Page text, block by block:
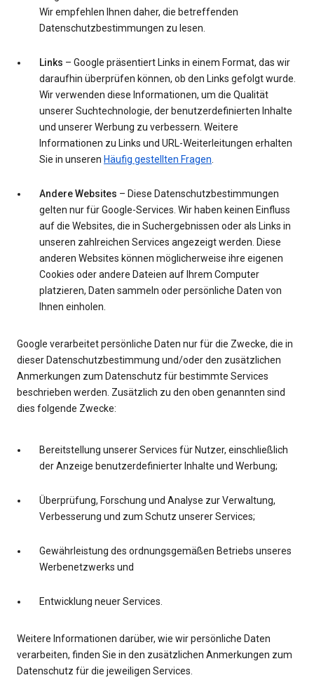
Wir empfehlen Ihnen daher, die betreffenden
Datenschutzbestimmungen zu lesen.
Links – Google präsentiert Links in einem Format, das wir
daraufhin überprüfen können, ob den Links gefolgt wurde.
Wir verwenden diese Informationen, um die Qualität
unserer Suchtechnologie, der benutzerdefinierten Inhalte
und unserer Werbung zu verbessern. Weitere
Informationen zu Links und URL-Weiterleitungen erhalten
Sie in unseren Häufig gestellten Fragen
Andere Websites – Diese Datenschutzbestimmungen
gelten nur für Google-Services. Wir haben keinen Einfluss
auf die Websites, die in Suchergebnissen oder als Links in
unseren zahlreichen Services angezeigt werden. Diese
anderen Websites können möglicherweise ihre eigenen
Cookies oder andere Dateien auf Ihrem Computer
platzieren, Daten sammeln oder persönliche Daten von
Ihnen einholen.
Google verarbeitet persönliche Daten nur für die Zwecke, die in
dieser Datenschutzbestimmung und/oder den zusätzlichen
Anmerkungen zum Datenschutz für bestimmte Services
beschrieben werden. Zusätzlich zu den oben genannten sind
dies folgende Zwecke:
Bereitstellung unserer Services für Nutzer, einschließlich
der Anzeige benutzerdefinierter Inhalte und Werbung;
Überprüfung, Forschung und Analyse zur Verwaltung,
Verbesserung und zum Schutz unserer Services;
Gewährleistung des ordnungsgemäßen Betriebs unseres
Werbenetzwerks und
Entwicklung neuer Services.
Weitere Informationen darüber, wie wir persönliche Daten
verarbeiten, finden Sie in den zusätzlichen Anmerkungen zum
Datenschutz für die jeweiligen Services.